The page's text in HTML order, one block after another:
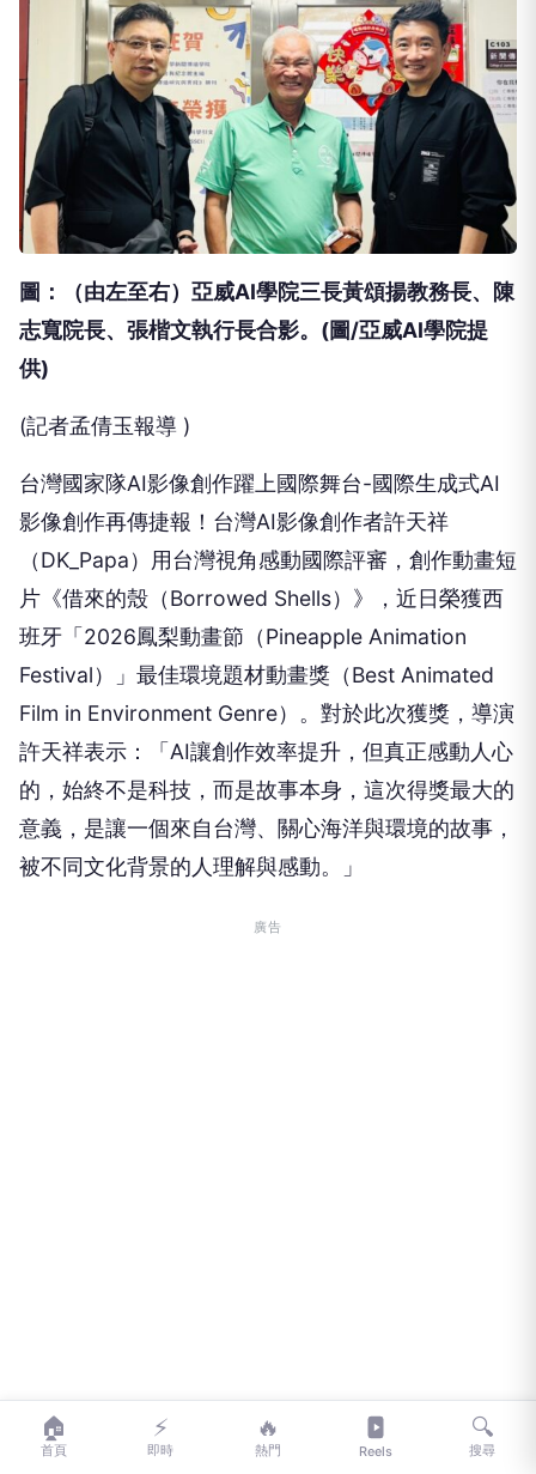
圖：（由左至右）亞威AI學院三長黃頌揚教務長、陳
志寬院長、張楷文執行長合影。(圖/亞威AI學院提
供)
(記者孟倩玉報導 )
台灣國家隊AI影像創作躍上國際舞台-國際生成式AI
影像創作再傳捷報！台灣AI影像創作者許天祥
（DK_Papa）用台灣視角感動國際評審，創作動畫短
片《借來的殼（Borrowed Shells）》，近日榮獲西
班牙「2026鳳梨動畫節（Pineapple Animation
Festival）」最佳環境題材動畫獎（Best Animated
Film in Environment Genre）。對於此次獲獎，導演
許天祥表示：「AI讓創作效率提升，但真正感動人心
的，始終不是科技，而是故事本身，這次得獎最大的
意義，是讓一個來自台灣、關心海洋與環境的故事，
被不同文化背景的人理解與感動。」
廣告
🏠
首頁
⚡
即時
🔥
熱門 Reels
🔍
搜尋